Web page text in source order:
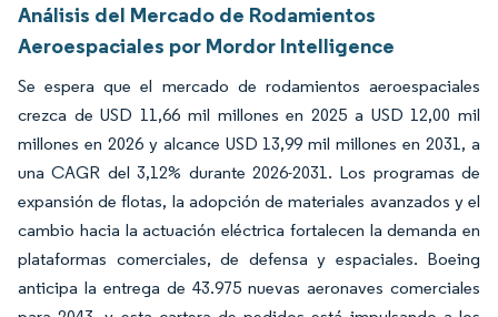
Análisis del Mercado de Rodamientos
Aeroespaciales por Mordor Intelligence
Se espera que el mercado de rodamientos aeroespaciales
crezca de USD 11,66 mil millones en 2025 a USD 12,00 mil
millones en 2026 y alcance USD 13,99 mil millones en 2031, a
una CAGR del 3,12% durante 2026-2031. Los programas de
expansión de flotas, la adopción de materiales avanzados y el
cambio hacia la actuación eléctrica fortalecen la demanda en
plataformas comerciales, de defensa y espaciales. Boeing
anticipa la entrega de 43.975 nuevas aeronaves comerciales